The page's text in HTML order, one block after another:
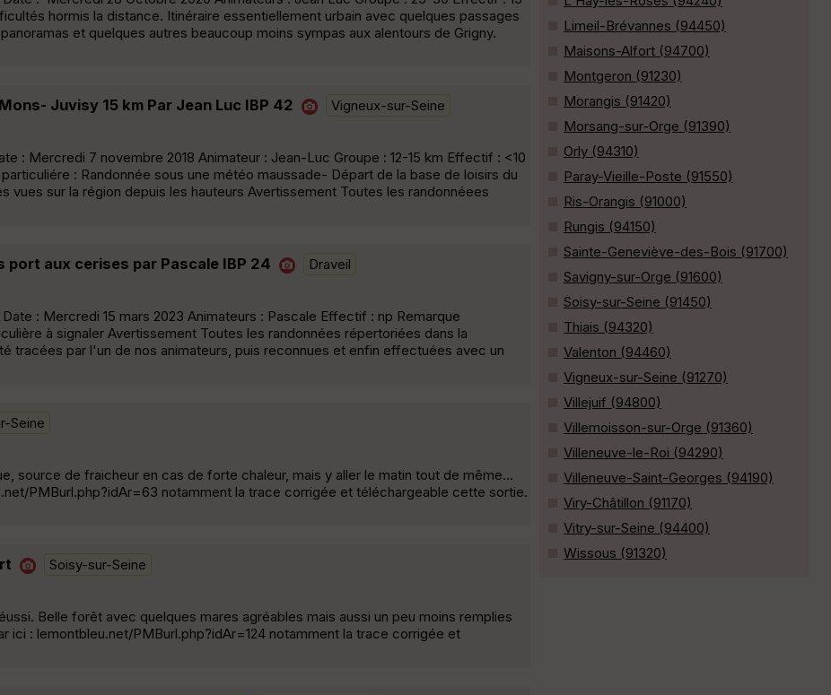
hormis la distance. Itinéraire essentiellement urbain avec quelques passages
et quelques autres beaucoup moins sympas aux alentours de Grigny.
Juvisy 15 km Par Jean Luc IBP 42 Vigneux-sur-Seine
: Mercredi 7 novembre 2018 Animateur : Jean-Luc Groupe : 12-15 km Effectif : <10
: Randonnée sous une météo maussade- Départ de la base de loisirs du
vues sur la région depuis les hauteurs Avertissement Toutes les randonnéees
aux cerises par Pascale IBP 24 Draveil
: Mercredi 15 mars 2023 Animateurs : Pascale Effectif : np Remarque
à signaler Avertissement Toutes les randonnées répertoriées dans la
tracées par l'un de nos animateurs, puis reconnues et enfin effectuées avec un
Seine
source de fraicheur en cas de forte chaleur, mais y aller le matin tout de même...
PMBurl.php?idAr=63 notamment la trace corrigée et téléchargeable cette sortie.
Soisy-sur-Seine
Belle forêt avec quelques mares agréables mais aussi un peu moins remplies
ici : lemontbleu.net/PMBurl.php?idAr=124 notamment la trace corrigée et
Limeil-Brévannes (94450)
Maisons-Alfort (94700)
Montgeron (91230)
Morangis (91420)
Morsang-sur-Orge (91390)
Orly (94310)
Paray-Vieille-Poste (91550)
Ris-Orangis (91000)
Rungis (94150)
Sainte-Geneviève-des-Bois (91700)
Savigny-sur-Orge (91600)
Soisy-sur-Seine (91450)
Thiais (94320)
Valenton (94460)
Vigneux-sur-Seine (91270)
Villejuif (94800)
Villemoisson-sur-Orge (91360)
Villeneuve-le-Roi (94290)
Villeneuve-Saint-Georges (94190)
Viry-Châtillon (91170)
Vitry-sur-Seine (94400)
Wissous (91320)